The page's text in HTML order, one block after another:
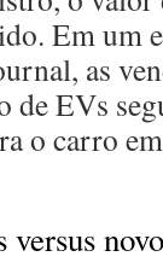
Em um
as
de EVs
o carro